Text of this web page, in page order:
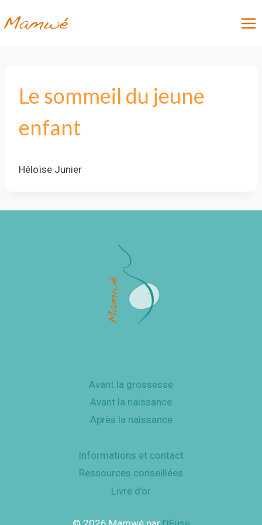
au
Le sommeil du jeune
enfant
Héloïse Junier
Avant la grossesse
Avant la naissance
Après la naissance
Informations et contact
Ressources conseillées
Livre d’or